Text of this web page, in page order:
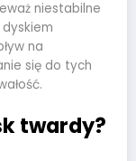
niestabilne
na
się do tych
twardy?